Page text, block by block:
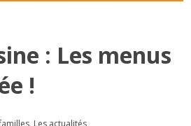
: Les menus
!